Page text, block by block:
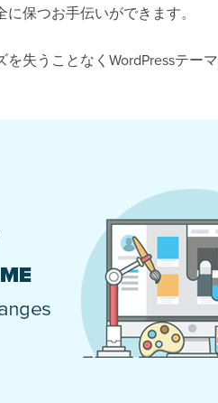
保つお手伝いができます。
失うことなくWordPressテー